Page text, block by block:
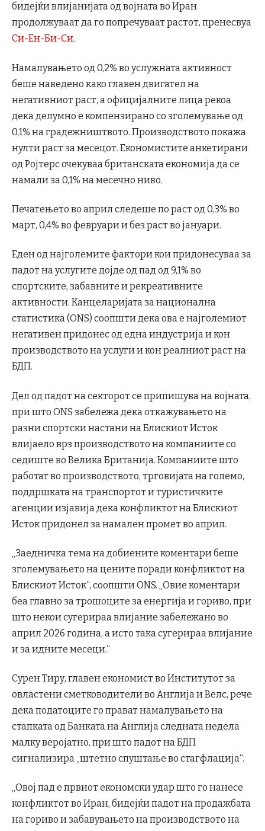
бидејќи влијанијата од војната во Иран
продолжуваат да го попречуваат растот, пренесвуа
Си-Ен-Би-Си.
Намалувањето од 0,2% во услужната активност
беше наведено како главен двигател на
негативниот раст, а официјалните лица рекоа
дека делумно е компензирано со зголемување од
0,1% на градежништвото. Производството покажа
нулти раст за месецот. Економистите анкетирани
од Ројтерс очекуваа британската економија да се
намали за 0,1% на месечно ниво.
Печатењето во април следеше по раст од 0,3% во
март, 0,4% во февруари и без раст во јануари.
Еден од најголемите фактори кои придонесуваа за
падот на услугите дојде од пад од 9,1% во
спортските, забавните и рекреативните
активности. Канцеларијата за национална
статистика (ONS) соопшти дека ова е најголемиот
негативен придонес од една индустрија и кон
производството на услуги и кон реалниот раст на
БДП.
Дел од падот на секторот се припишува на војната,
при што ONS забележа дека откажувањето на
разни спортски настани на Блискиот Исток
влијаело врз производството на компаниите со
седиште во Велика Британија. Компаниите што
работат во производството, трговијата на големо,
поддршката на транспортот и туристичките
агенции изјавија дека конфликтот на Блискиот
Исток придонел за намален промет во април.
„Заедничка тема на добиените коментари беше
зголемувањето на цените поради конфликтот на
Блискиот Исток“, соопшти ONS. „Овие коментари
беа главно за трошоците за енергија и гориво, при
што некои сугерираа влијание забележано во
април 2026 година, а исто така сугерираа влијание
и за идните месеци.“
Сурен Тиру, главен економист во Институтот за
овластени сметководители во Англија и Велс, рече
дека податоците го прават намалувањето на
стапката од Банката на Англија следната недела
малку веројатно, при што падот на БДП
сигнализира „штетно спуштање во стагфлација“.
„Овој пад е првиот економски удар што го нанесе
конфликтот во Иран, бидејќи падот на продажбата
на гориво и забавувањето на производството на